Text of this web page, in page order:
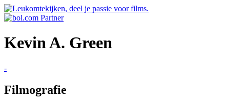
Kevin A. Green
-
Filmografie